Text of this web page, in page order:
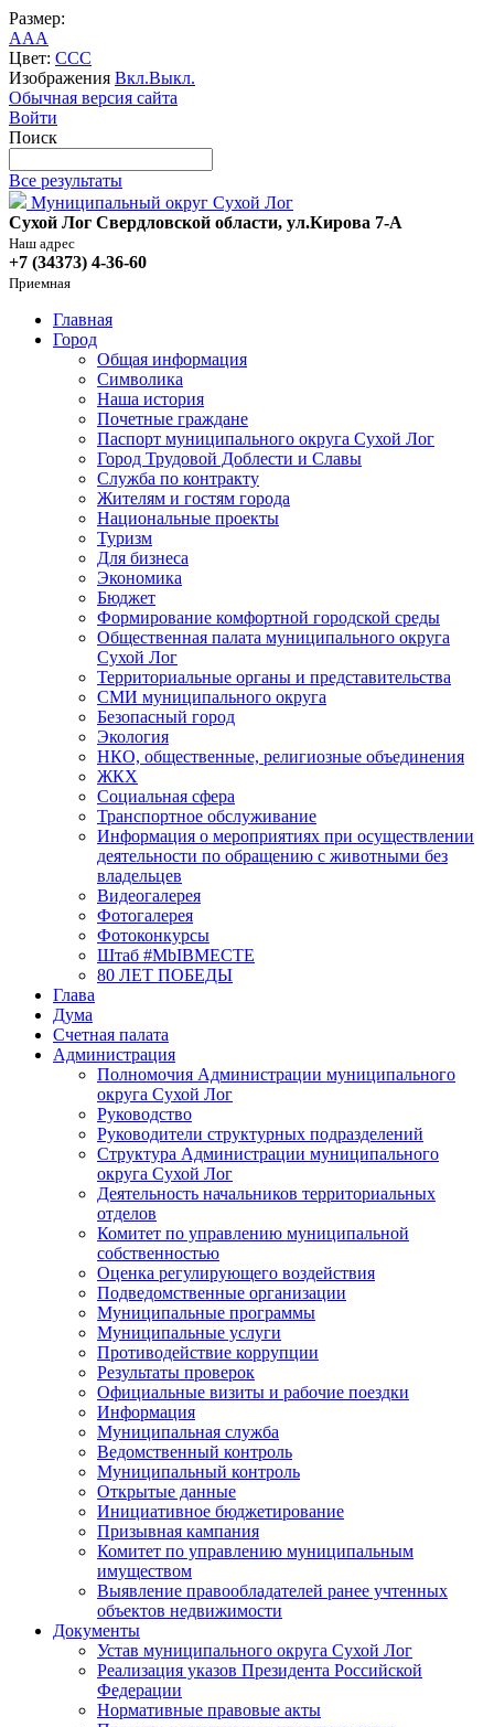
Размер:
AAA
Цвет: CCC
Изображения Вкл.Выкл.
Обычная версия сайта
Войти
Поиск
Все результаты
Муниципальный округ Сухой Лог
Сухой Лог Свердловской области, ул.Кирова 7-А
Наш адрес
+7 (34373) 4-36-60
Приемная
Главная
Город
Общая информация
Символика
Наша история
Почетные граждане
Паспорт муниципального округа Сухой Лог
Город Трудовой Доблести и Славы
Служба по контракту
Жителям и гостям города
Национальные проекты
Туризм
Для бизнеса
Экономика
Бюджет
Формирование комфортной городской среды
Общественная палата муниципального округа
Сухой Лог
Территориальные органы и представительства
СМИ муниципального округа
Безопасный город
Экология
НКО, общественные, религиозные объединения
ЖКХ
Социальная сфера
Транспортное обслуживание
Информация о мероприятиях при осуществлении
деятельности по обращению с животными без
владельцев
Видеогалерея
Фотогалерея
Фотоконкурсы
Штаб #MbIBMECTE
80 ЛЕТ ПОБЕДЫ
Глава
Дума
Счетная палата
Администрация
Полномочия Администрации муниципального
округа Сухой Лог
Руководство
Руководители структурных подразделений
Структура Администрации муниципального
округа Сухой Лог
Деятельность начальников территориальных
отделов
Комитет по управлению муниципальной
собственностью
Оценка регулирующего воздействия
Подведомственные организации
Муниципальные программы
Муниципальные услуги
Противодействие коррупции
Результаты проверок
Официальные визиты и рабочие поездки
Информация
Муниципальная служба
Ведомственный контроль
Муниципальный контроль
Открытые данные
Инициативное бюджетирование
Призывная кампания
Комитет по управлению муниципальным
имуществом
Выявление правообладателей ранее учтенных
объектов недвижимости
Документы
Устав муниципального округа Сухой Лог
Реализация указов Президента Российской
Федерации
Нормативные правовые акты